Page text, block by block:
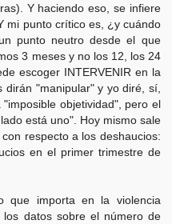
Y haciendo eso, se infiere
mi punto crítico es, ¿y cuándo
punto neutro desde el que
3 meses y no los 12, los 24
escoger INTERVENIR en la
dirán "manipular" y yo diré, sí,
objetividad", pero el
está uno". Hoy mismo sale
respecto a los deshaucios:
en el primer trimestre de
que importa en la violencia
datos sobre el número de